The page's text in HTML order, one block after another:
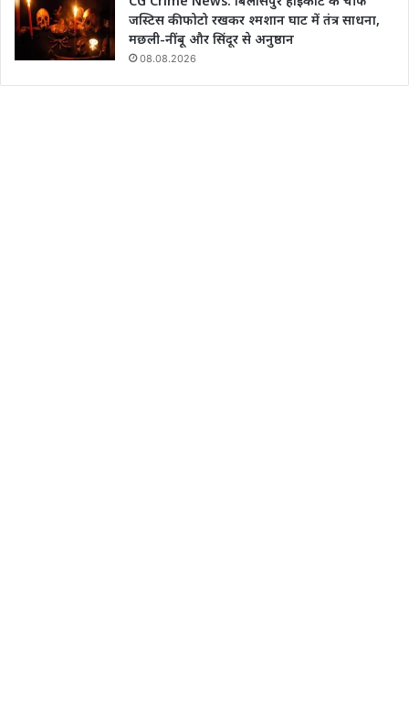
जस्टिस की फोटो रखकर श्मशान घाट में तंत्र साधना,
मछली-नींबू और सिंदूर से अनुष्ठान
08.08.2026